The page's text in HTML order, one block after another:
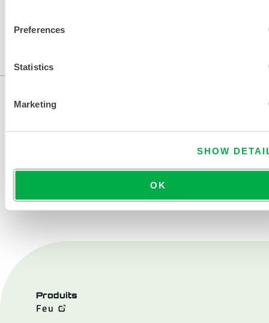
Preferences
Statistics
Marketing
SHOW
OK
AFRIQUE.
NOUS CONTACTER
Produits
Feu